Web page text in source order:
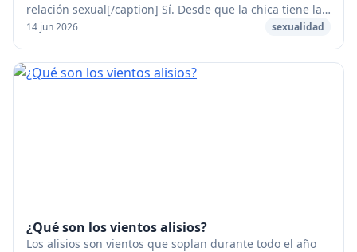
relación sexual[/caption] Sí. Desde que la chica tiene la
regla que un chico puede eyacular, puede...
14 jun 2026 sexualidad
¿Qué son los vientos alisios?
Los alisios son vientos que soplan durante todo el año